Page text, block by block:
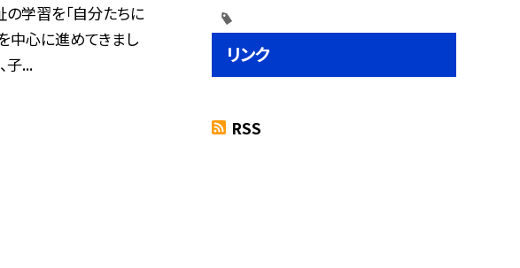
学習を「自分たちに
中心に進めてきまし
子...
リンク
RSS